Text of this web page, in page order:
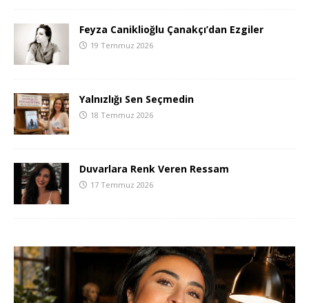
Feyza Caniklioğlu Çanakçı’dan Ezgiler
19 Temmuz 2026
Yalnızlığı Sen Seçmedin
18 Temmuz 2026
Duvarlara Renk Veren Ressam
17 Temmuz 2026